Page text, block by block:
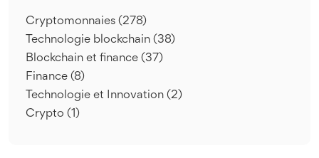
Cryptomonnaies (278)
Technologie blockchain (38)
Blockchain et finance (37)
Finance (8)
Technologie et Innovation (2)
Crypto (1)